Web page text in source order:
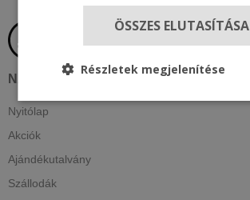
NAVIGÁCIÓ
Nyitólap
Akciók
Ajándékutalvány
Szállodák
ÖSSZES ELUTASÍTÁSA
Részletek megjelenítése